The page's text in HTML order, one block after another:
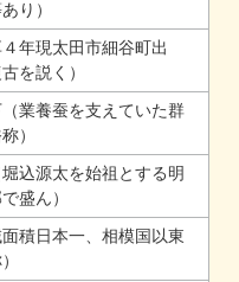
り）
年現太田市細谷町出
を説く）
業養蚕を支えていた群
）
込源太を始祖とする明
盛ん）
積日本一、相模国以東